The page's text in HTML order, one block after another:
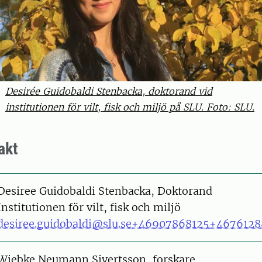
Desirée Guidobaldi Stenbacka, doktorand vid
institutionen för vilt, fisk och miljö på SLU. Foto: SLU.
Guidobaldi Stenbacka, Doktorand
för vilt, fisk och miljö
+46907868125